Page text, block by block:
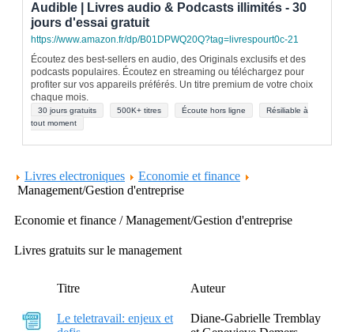
Audible | Livres audio & Podcasts illimités - 30
jours d'essai gratuit
https://www.amazon.fr/dp/B01DPWQ20Q?tag=livrespourt0c-21
Écoutez des best-sellers en audio, des Originals exclusifs et des
podcasts populaires. Écoutez en streaming ou téléchargez pour
profiter sur vos appareils préférés. Un titre premium de votre choix
chaque mois.
30 jours gratuits 500K+ titres Écoute hors ligne
Résiliable à
tout moment
Livres electroniques
Economie et finance
Management/Gestion d'entreprise
Economie et finance / Management/Gestion d'entreprise
Livres gratuits sur le management
Titre Auteur
Le teletravail: enjeux et
Diane-Gabrielle Tremblay